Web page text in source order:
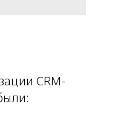
CRM-